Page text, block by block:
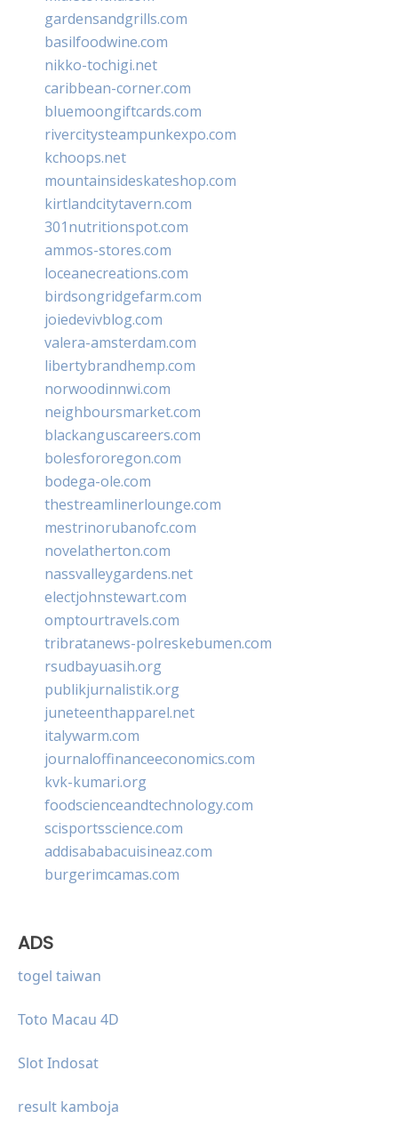
gardensandgrills.com
basilfoodwine.com
nikko-tochigi.net
caribbean-corner.com
bluemoongiftcards.com
rivercitysteampunkexpo.com
kchoops.net
mountainsideskateshop.com
kirtlandcitytavern.com
301nutritionspot.com
ammos-stores.com
loceanecreations.com
birdsongridgefarm.com
joiedevivblog.com
valera-amsterdam.com
libertybrandhemp.com
norwoodinnwi.com
neighboursmarket.com
blackanguscareers.com
bolesfororegon.com
bodega-ole.com
thestreamlinerlounge.com
mestrinorubanofc.com
novelatherton.com
nassvalleygardens.net
electjohnstewart.com
omptourtravels.com
tribratanews-polreskebumen.com
rsudbayuasih.org
publikjurnalistik.org
juneteenthapparel.net
italywarm.com
journaloffinanceeconomics.com
kvk-kumari.org
foodscienceandtechnology.com
scisportsscience.com
addisababacuisineaz.com
burgerimcamas.com
ADS
togel taiwan
Toto Macau 4D
Slot Indosat
result kamboja